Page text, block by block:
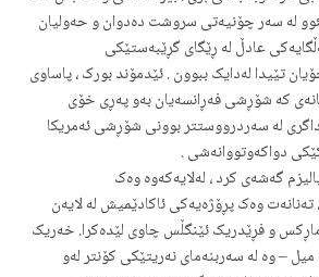
له‌ سه‌ر چۆنیه‌تی سروشت ده‌دوان و حه‌ولیان
عادڵ له‌ ڕێگای گڕێبه‌ستێکی
تێیدا له‌دایک ببوون . ئێدمۆند بورک ، پاساوی
که‌ شۆڕشی فه‌ڕانسه‌یان به‌و په‌ڕی خۆی
له‌ سه‌ردرووستتر بوونی شۆڕشی ئه‌مریکا
دواکه‌وتووانه‌شی .
18دا سوسیالیزم گه‌شه‌ی کرد ، له‌لایه‌که‌وه‌ وه‌ک
وه‌ک پڕۆژه‌یه‌کی ئاکادێمیش له‌ لایه‌ن
و فڕێدریک ئێنگڵس چاوی لێده‌کرا. خه‌ریک
– وه‌ له‌ سه‌ربنه‌مای نه‌ریتێکی کۆنتر له‌و